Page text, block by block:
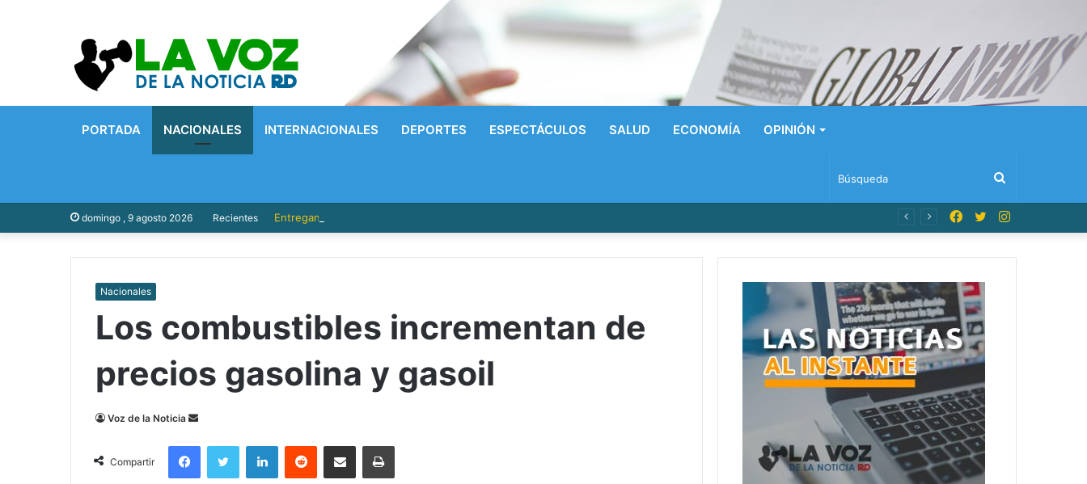
PORTADA NACIONALES INTERNACIONALES DEPORTES ESPECTÁCULOS SALUD ECONOMÍA OPINIÓN
Búsqueda
domingo , 9 agosto 2026 Recientes Entregan 1,500 becas internacionales para cursar especialización, maestrías y doctorados en universidades Instagram
Twitter
Facebook
Nacionales
Los combustibles incrementan de
precios gasolina y gasoil
Voz de la Noticia
Send
email
Compartir
FacebookTwitter LinkedInReddit Compartir via Email Imprimi